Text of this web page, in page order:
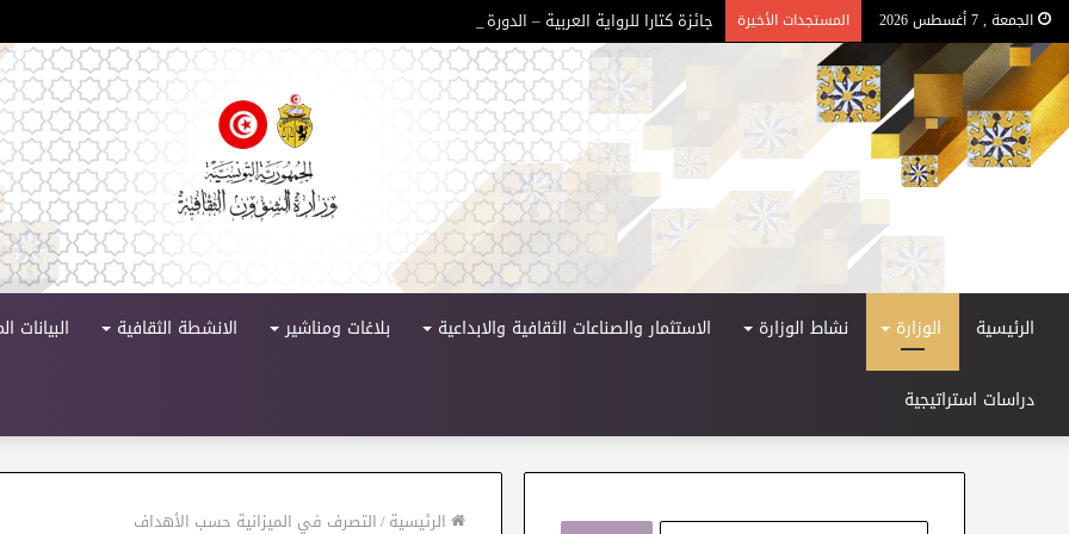
الجمعة , 7 أغسطس 2026 المستجدات الأخيرة جائزة كتارا للرواية العربية – الدورة 11
الرئيسية الوزارة نشاط الوزارة الاستثمار والصناعات الثقافية والابداعية بلاغات ومناشير الانشطة الثقافية البيانات
دراسات استراتيجية
الرئيسية/التصرف في الميزانية حسب الأهداف